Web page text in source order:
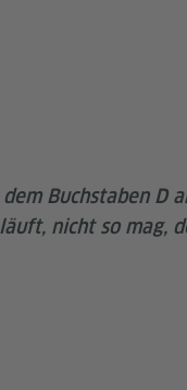
Buchstaben D
nicht so mag,